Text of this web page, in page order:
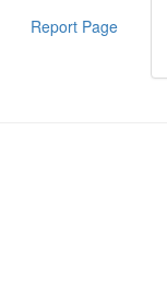
Report Page